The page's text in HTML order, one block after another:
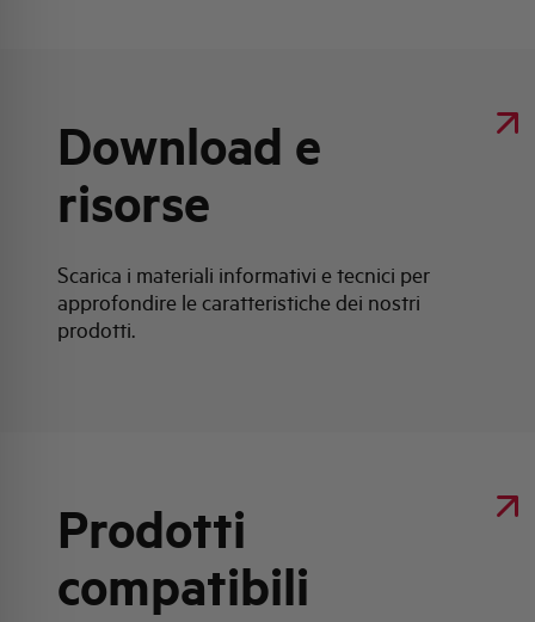
Download e
risorse
Scarica i materiali informativi e tecnici per
approfondire le caratteristiche dei nostri
prodotti.
Prodotti
compatibili